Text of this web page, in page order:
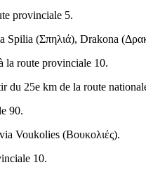
provinciale 5.
Spilia (Σπηλιά), Drakona (
la route provinciale 10.
du 25e km de la route
90.
Voukolies (Βουκολιές).
10.